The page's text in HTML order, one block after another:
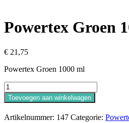
Powertex Groen
€ 21,75
Powertex Groen 1000 ml
Powertex
Groen
1000ml
aantal
Toevoegen aan winkelwagen
Artikelnummer: 147 Categorie: